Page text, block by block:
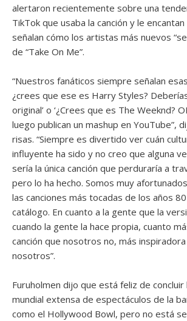
alertaron recientemente sobre una
TikTok que usaba la canción y le
señalan cómo los artistas más nuevos
de “Take On Me”.
“Nuestros fanáticos siempre señalan
¿crees que ese es Harry Styles?
original’ o ‘¿Crees que es The Weeknd?
luego publican un mashup en YouTube”,
risas. “Siempre es divertido ver cuán
influyente ha sido y no creo que alguna
sería la única canción que perduraría a
pero lo ha hecho. Somos muy
las canciones más tocadas de los años
catálogo. En cuanto a la gente que la
cuando la gente la hace propia, cuanto
canción que nosotros no, más
nosotros”.
Furuholmen dijo que está feliz de
mundial extensa de espectáculos de la
como el Hollywood Bowl, pero no está